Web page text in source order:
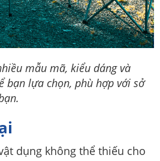
mẫu mã, kiểu dáng và
bạn lựa chọn, phù hợp với sở
dụng không thể thiếu cho